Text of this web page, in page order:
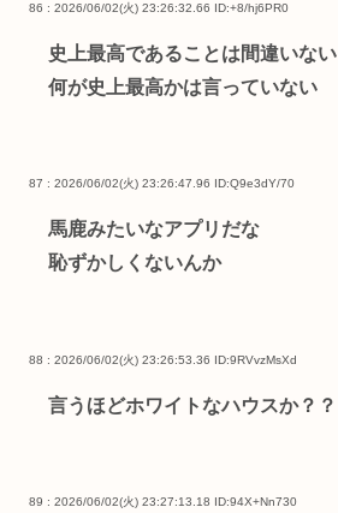
86 : 2026/06/02(火) 23:26:32.66 ID:+8/hj6PR0
史上最高であることは間違いない
何が史上最高かは言っていない
87 : 2026/06/02(火) 23:26:47.96 ID:Q9e3dY/70
馬鹿みたいなアプリだな
恥ずかしくないんか
88 : 2026/06/02(火) 23:26:53.36 ID:9RVvzMsXd
言うほどホワイトなハウスか？？
89 : 2026/06/02(火) 23:27:13.18 ID:94X+Nn730